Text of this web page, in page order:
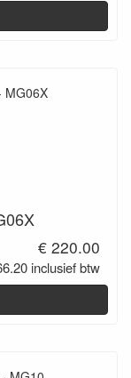
€ 220.00
inclusief btw